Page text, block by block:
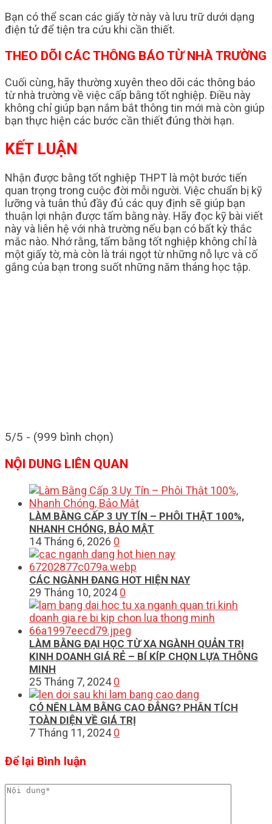
Bạn có thể scan các giấy tờ này và lưu trữ dưới dạng
điện tử để tiện tra cứu khi cần thiết.
THEO DÕI CÁC THÔNG BÁO TỪ NHÀ TRƯỜNG
Cuối cùng, hãy thường xuyên theo dõi các thông báo
từ nhà trường về việc cấp bằng tốt nghiệp. Điều này
không chỉ giúp bạn nắm bắt thông tin mới mà còn giúp
bạn thực hiện các bước cần thiết đúng thời hạn.
KẾT LUẬN
Nhận được bằng tốt nghiệp THPT là một bước tiến
quan trọng trong cuộc đời mỗi người. Việc chuẩn bị kỹ
lưỡng và tuân thủ đầy đủ các quy định sẽ giúp bạn
thuận lợi nhận được tấm bằng này. Hãy đọc kỹ bài viết
này và liên hệ với nhà trường nếu bạn có bất kỳ thắc
mắc nào. Nhớ rằng, tấm bằng tốt nghiệp không chỉ là
một giấy tờ, mà còn là trái ngọt từ những nỗ lực và cố
gắng của bạn trong suốt những năm tháng học tập.
5/5 - (999 bình chọn)
NỘI DUNG LIÊN QUAN
LÀM BẰNG CẤP 3 UY TÍN – PHÔI THẬT 100%,
NHANH CHÓNG, BẢO MẬT
14 Tháng 6, 2026 0
CÁC NGÀNH ĐANG HOT HIỆN NAY
29 Tháng 10, 2024 0
LÀM BẰNG ĐẠI HỌC TỪ XA NGÀNH QUẢN TRỊ
KINH DOANH GIÁ RẺ – BÍ KÍP CHỌN LỰA THÔNG
MINH
25 Tháng 7, 2024 0
CÓ NÊN LÀM BẰNG CAO ĐẲNG? PHÂN TÍCH
TOÀN DIỆN VỀ GIÁ TRỊ
7 Tháng 11, 2024 0
Để lại Bình luận